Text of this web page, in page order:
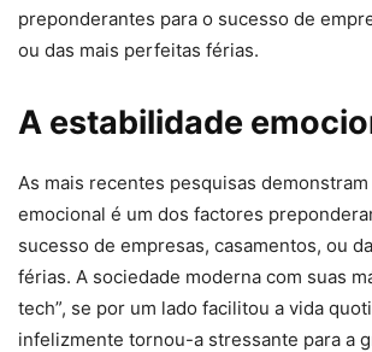
preponderantes para o sucesso de
ou das mais perfeitas férias.
A estabilidade
As mais recentes pesquisas
emocional é um dos factores
sucesso de empresas, casamentos, ou
férias. A sociedade moderna com suas
tech”, se por um lado facilitou a vida
infelizmente tornou-a stressante para a